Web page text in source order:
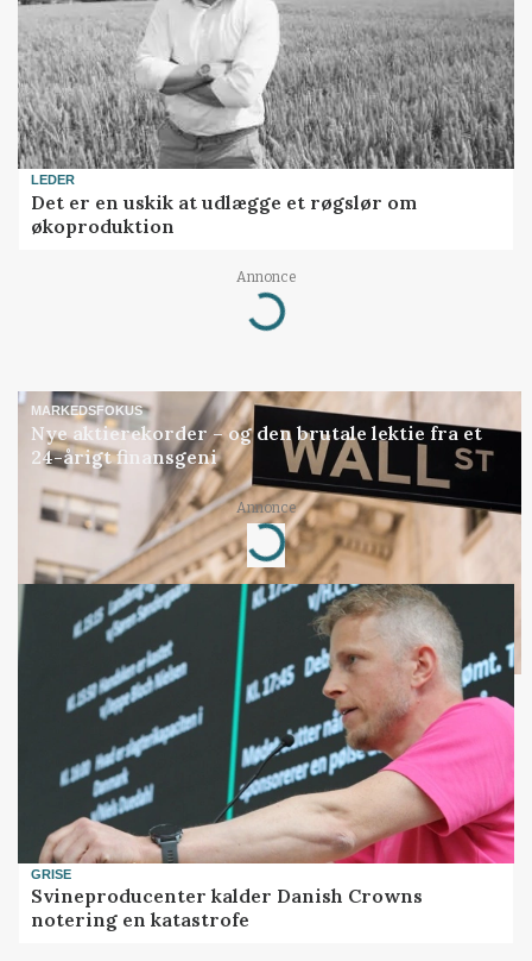
LEDER
Det er en uskik at udlægge et røgslør om
økoproduktion
Annonce
Loading...
MARKEDSFOKUS
Nye aktierekorder – og den brutale lektie fra et
24-årigt finansgeni
Annonce
Loading...
GRISE
Svineproducenter kalder Danish Crowns
notering en katastrofe